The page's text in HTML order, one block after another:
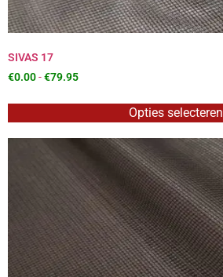
SIVAS 17
€0.00-€79.95
Opties selecteren